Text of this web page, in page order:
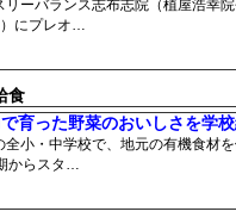
ーバランス志布志院（植屋浩幸
にプレオ…
食
で育った野菜のおいしさを学
小・中学校で、地元の有機食材
からスタ…